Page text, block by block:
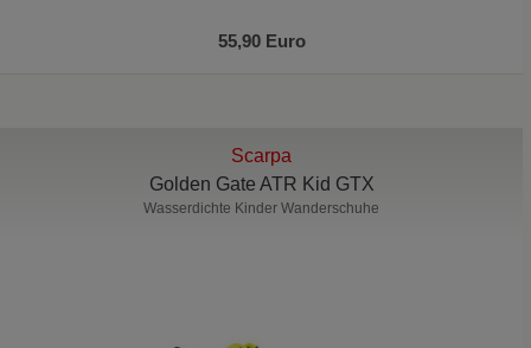
55,90 Euro
Scarpa
Golden Gate ATR Kid GTX
Wasserdichte Kinder Wanderschuhe